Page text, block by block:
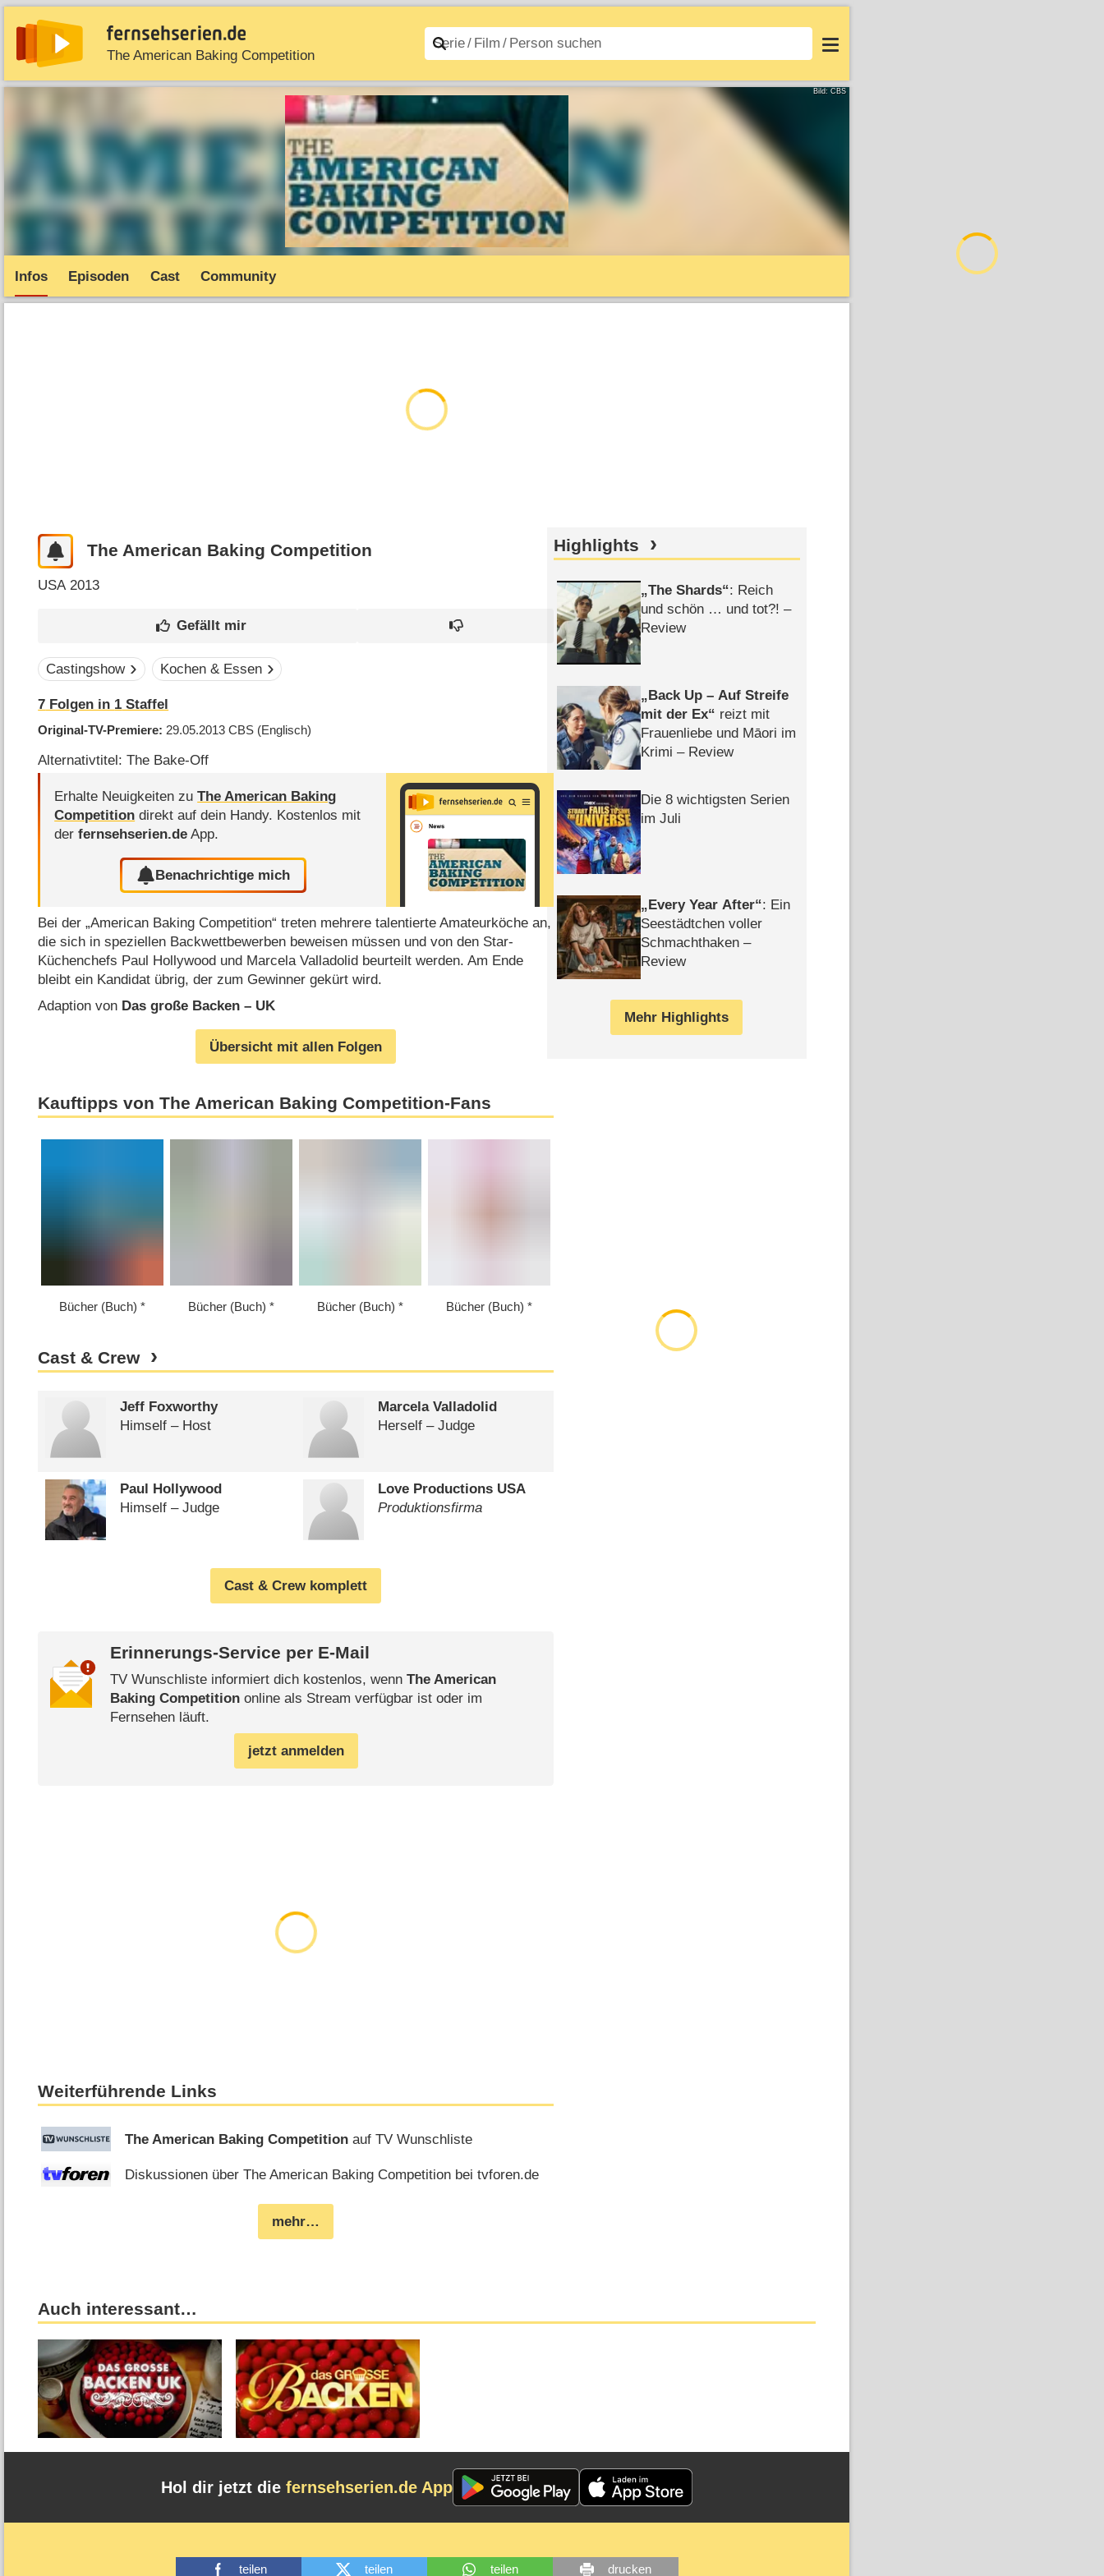
The American Baking Competition
News Entdecken Streaming TV-Starts Filme A–Z Login
Bild: CBS
Infos Episoden Cast Community
The American Baking Competition
USA 2013
Castingshow Kochen & Essen
7 Folgen in 1 Staffel
Original-TV-Premiere 29.05.2013CBS (Englisch)
Alternativtitel: The Bake-Off
Erhalte Neuigkeiten zuThe American Baking
Competition direkt auf dein Handy. Kostenlos mit
derfernsehserien.de App.
Benachrichtige mich
Bei der „American Baking Competition“ treten mehrere talentierte Amateurköche an,
die sich in speziellen Backwettbewerben beweisen müssen und von den Star-
Küchenchefs Paul Hollywood und Marcela Valladolid beurteilt werden. Am Ende
bleibt ein Kandidat übrig, der zum Gewinner gekürt wird.
Adaption von Das große Backen – UK
Übersicht mit allen Folgen
Kauftipps von The American Baking Competition-Fans
Bücher (Buch) Bücher (Buch) Bücher (Buch) Bücher (Buch)
Cast & Crew
Jeff Foxworthy
Himself – Host
Marcela Valladolid
Herself – Judge
Paul Hollywood
Himself – Judge
Love Productions USA
Produktionsfirma
Cast & Crew komplett
Erinnerungs-Service per E-Mail
TV Wunschliste informiert dich kostenlos, wenn The American
Baking Competitiononline als Stream verfügbar ist oder im
Fernsehen läuft.
jetzt anmelden
Weiterführende Links
The American Baking Competition auf TV Wunschliste
Diskussionen über The American Baking Competition bei tvforen.de
mehr…
Highlights
The Shards : Reich
und schön … und tot?! –
Review
Back Up – Auf Streife
mit der Ex
reizt mit
Frauenliebe und Māori im
Krimi – Review
Die 8 wichtigsten Serien
im Juli
Every Year After : Ein
Seestädtchen voller
Schmachthaken –
Review
Mehr Highlights
Auch interessant…
Hol dir jetzt die fernsehserien.de App
teilen teilen teilen drucken